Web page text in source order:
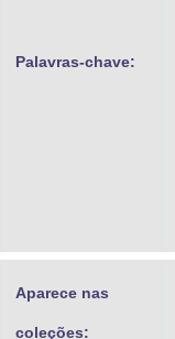
Palavras-chave:
Aparece nas
coleções: